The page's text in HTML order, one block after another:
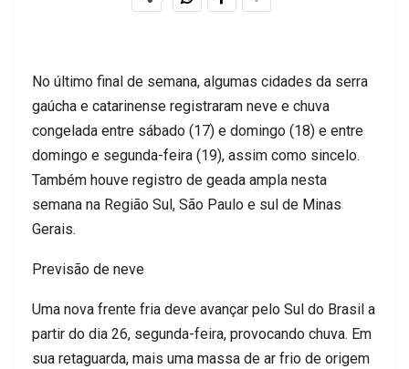
No último final de semana, algumas cidades da serra
gaúcha e catarinense registraram neve e chuva
congelada entre sábado (17) e domingo (18) e entre
domingo e segunda-feira (19), assim como sincelo.
Também houve registro de geada ampla nesta
semana na Região Sul, São Paulo e sul de Minas
Gerais.
Previsão de neve
Uma nova frente fria deve avançar pelo Sul do Brasil a
partir do dia 26, segunda-feira, provocando chuva. Em
sua retaguarda, mais uma massa de ar frio de origem